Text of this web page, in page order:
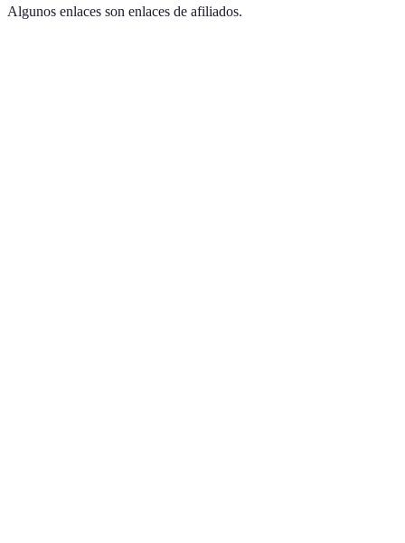
Algunos enlaces son enlaces de afiliados.